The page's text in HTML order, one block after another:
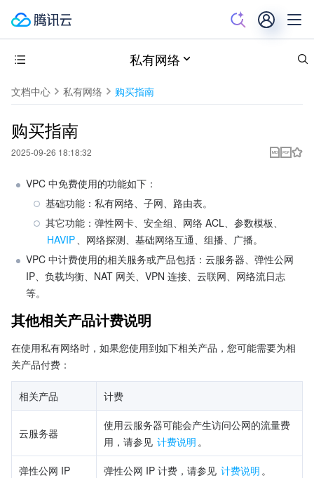
私有网络
文档中心 私有网络 购买指南
购买指南
2025-09-26 18:18:32
VPC 中免费使用的功能如下：
基础功能：私有网络、子网、路由表。
其它功能：弹性网卡、安全组、网络 ACL、参数模板、
HAVIP、网络探测、基础网络互通、组播、广播。
VPC 中计费使用的相关服务或产品包括：云服务器、弹性公网
IP、负载均衡、NAT 网关、VPN 连接、云联网、网络流日志
等。
其他相关产品计费说明
在使用私有网络时，如果您使用到如下相关产品，您可能需要为相
关产品付费：
相关产品 计费
云服务器
使用云服务器可能会产生访问公网的流量费
用，请参见 计费说明 。
弹性公网 IP 弹性公网 IP 计费，请参见 计费说明 。